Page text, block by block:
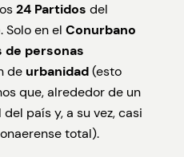
24 Partidos del
. Solo en el Conurbano
de personas
de urbanidad(esto
que, alrededor de un
país y, a su vez, casi
total).